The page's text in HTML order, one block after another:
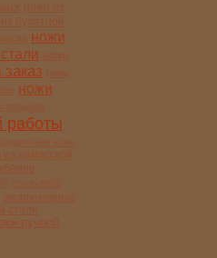
из булатной
ножи
ножи
ножи
работы
ручной